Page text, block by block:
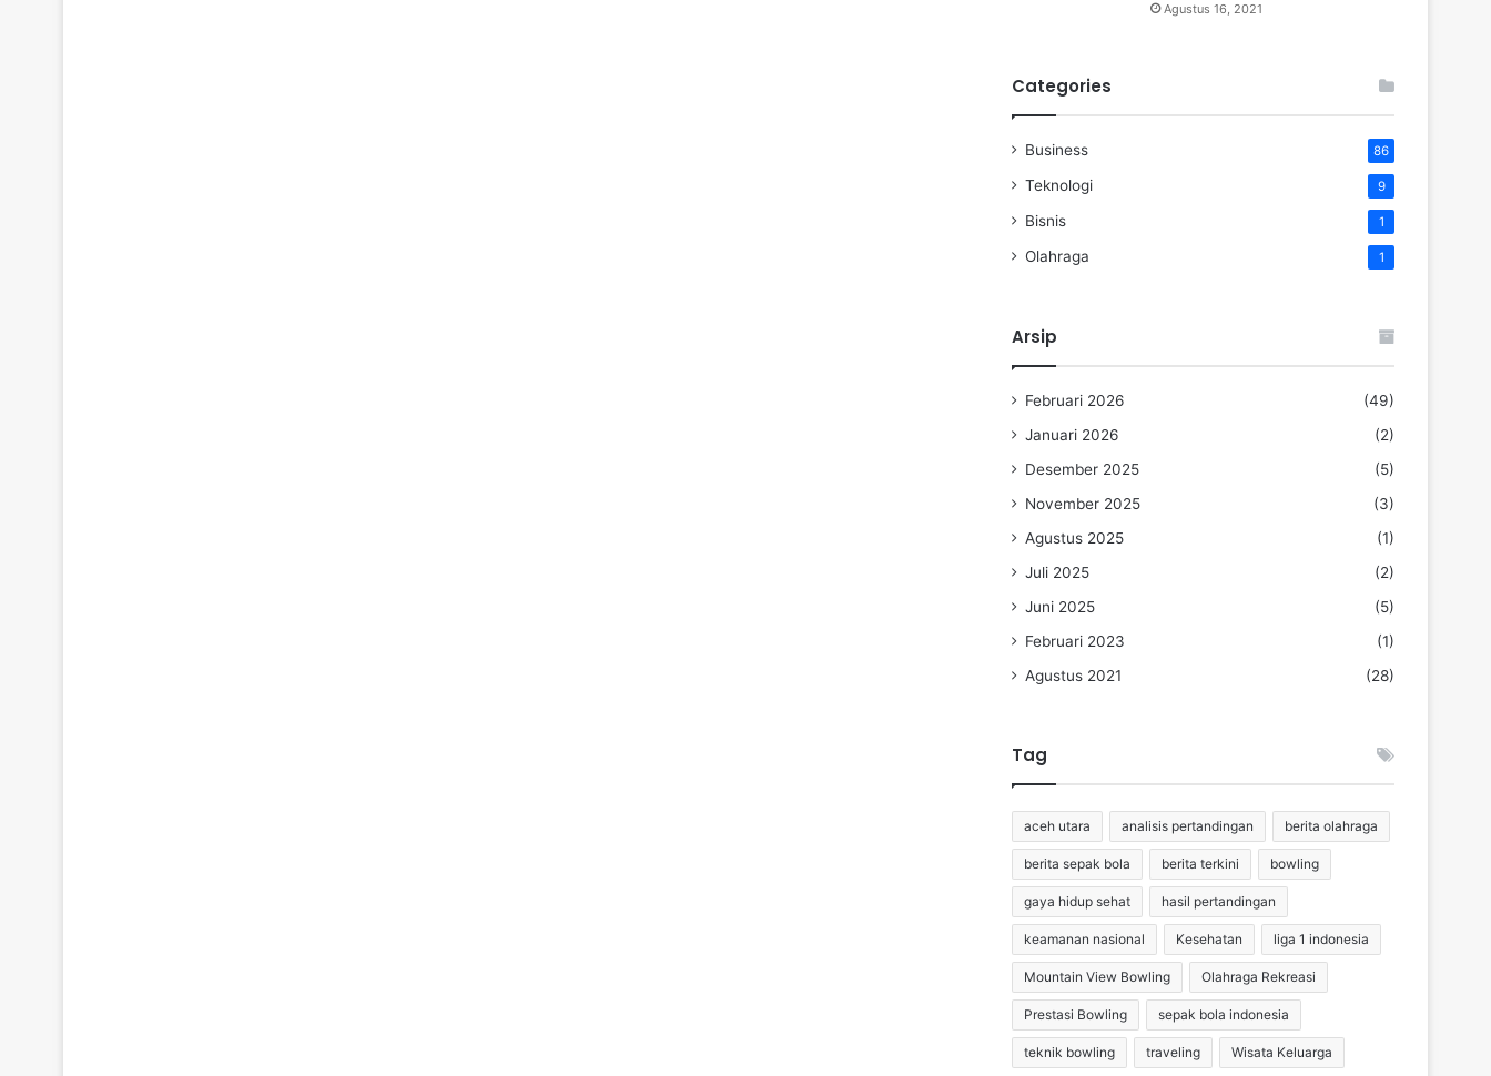
Agustus 16, 2021
Categories
Business 86
Teknologi 9
Bisnis 1
Olahraga 1
Arsip
Februari 2026
(49)
Januari 2026
(2)
Desember 2025
(5)
November 2025
(3)
Agustus 2025
(1)
Juli 2025
(2)
Juni 2025
(5)
Februari 2023
(1)
Agustus 2021
(28)
Tag
aceh utara analisis pertandingan berita olahraga
berita sepak bola berita terkini bowling
gaya hidup sehat hasil pertandingan
keamanan nasional Kesehatan liga 1 indonesia
Mountain View Bowling Olahraga Rekreasi
Prestasi Bowling sepak bola indonesia
teknik bowling traveling Wisata Keluarga